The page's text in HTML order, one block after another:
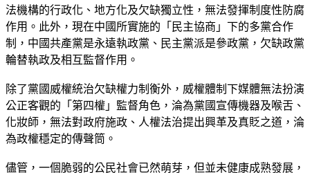
法機構的行政化、地方化及欠缺獨立性，無法發揮制度性防腐
作用。此外，現在中國所實施的「民主協商」下的多黨合作
制，中國共產黨是永遠執政黨、民主黨派是參政黨，欠缺政黨
輪替執政及相互監督作用。
除了黨國威權統治欠缺權力制衡外，威權體制下媒體無法扮演
公正客觀的「第四權」監督角色，淪為黨國宣傳機器及喉舌、
化妝師，無法對政府施政、人權法治提出興革及真貶之道，淪
為政權穩定的傳聲筒。
儘管，一個脆弱的公民社會已然萌芽，但並未健康成熟發展，